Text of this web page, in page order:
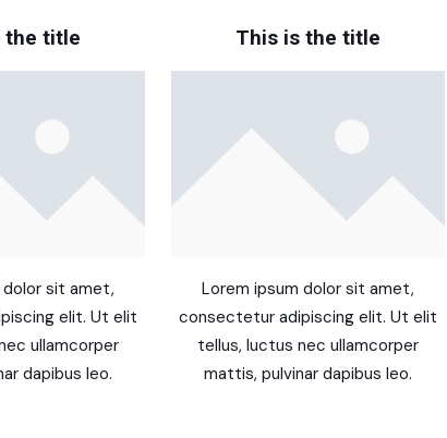
the title
sit amet,
elit. Ut elit
ullamcorper
dapibus leo.
This is the title
Lorem ipsum dolor sit amet,
consectetur adipiscing elit. Ut elit
tellus, luctus nec ullamcorper
mattis, pulvinar dapibus leo.